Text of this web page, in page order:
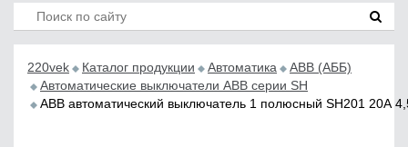
220vek Каталог продукции Автоматика
АВB (АББ)
Автоматические выключатели ABB серии SH
ABB автоматический выключатель 1 полюсный SH201 20А